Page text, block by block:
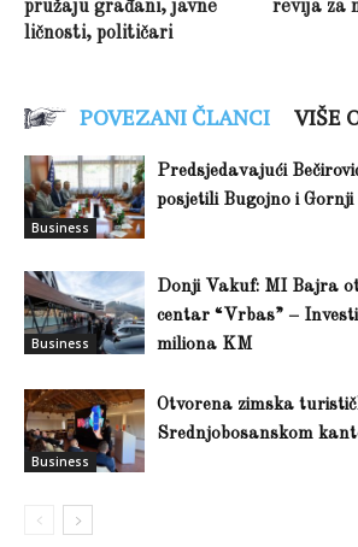
pružaju građani, javne
ličnosti, političari
revija za
POVEZANI ČLANCI VIŠE
Business
Predsjedavajući
posjetili Bugojno i
Business
Donji Vakuf: MI Bajra
centar “Vrbas” –
miliona KM
Business
Otvorena zimska
Srednjobosanskom